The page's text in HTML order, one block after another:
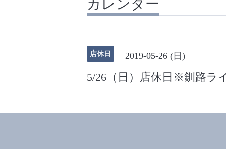
カレンダー
店休日 2019-05-26 (日)
5/26（日）店休日※釧路ラ